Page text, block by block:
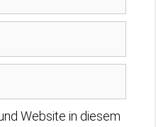
Website in diesem